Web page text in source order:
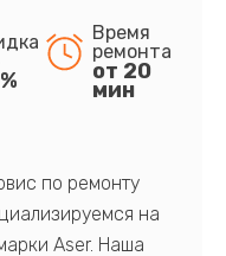
Время
ремонта
от 20
мин
по ремонту
на
Aser. Наша